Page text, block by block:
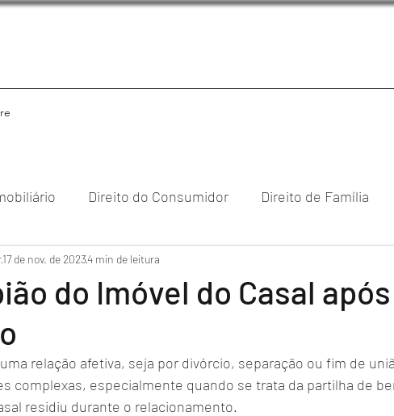
Direito do Consumidor Direito de Família
Direito Empresarial & Societário
do Imóvel do Casal
17 de nov. de 20234 min de leitura
relação afetiva, seja por divórcio, separação ou fim de
complexas, especialmente quando se trata da partilha de
residiu durante o relacionamento.